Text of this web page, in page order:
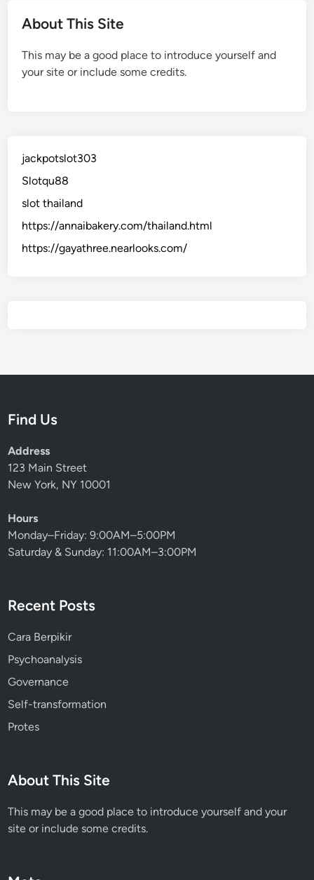
About This Site
This may be a good place to introduce yourself and
your site or include some credits.
jackpotslot303
Slotqu88
slot thailand
https://annaibakery.com/thailand.html
https://gayathree.nearlooks.com/
Find Us
Address
123 Main Street
New York, NY 10001
Hours
Monday–Friday: 9:00AM–5:00PM
Saturday & Sunday: 11:00AM–3:00PM
Recent Posts
Cara Berpikir
Psychoanalysis
Governance
Self-transformation
Protes
About This Site
This may be a good place to introduce yourself and your
site or include some credits.